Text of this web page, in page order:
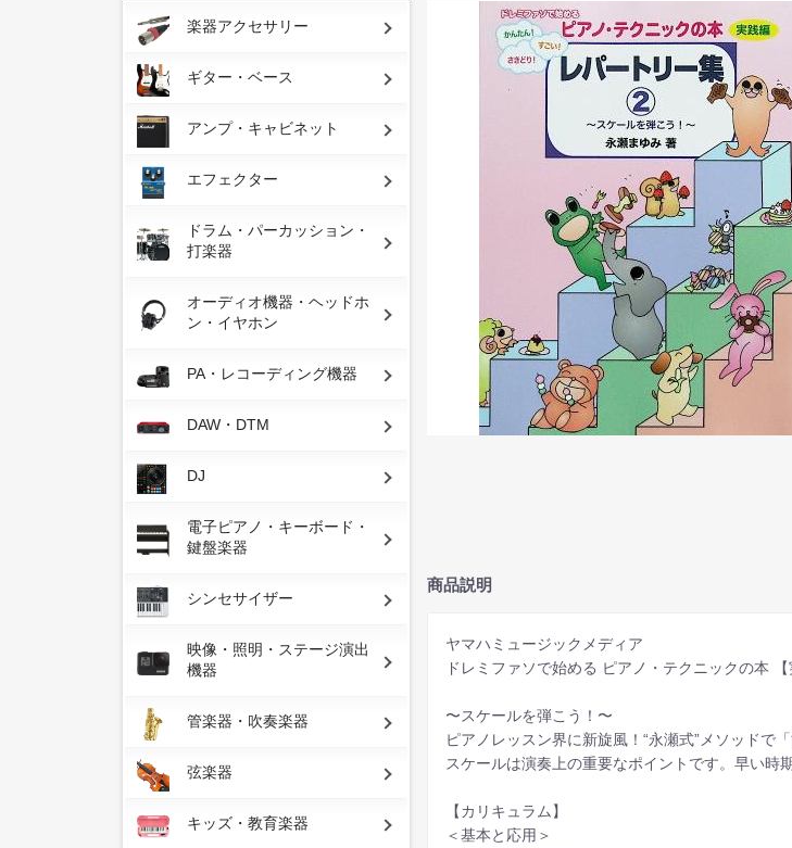
楽器アクセサリー
ギター・ベース
アンプ・キャビネット
エフェクター
ドラム・パーカッション・
打楽器
オーディオ機器・ヘッドホ
ン・イヤホン
PA・レコーディング機器
DAW・DTM
DJ
電子ピアノ・キーボード・
鍵盤楽器
シンセサイザー
映像・照明・ステージ演出
機器
管楽器・吹奏楽器
弦楽器
キッズ・教育楽器
商品説明
ヤマハミュージックメディア
ドレミファソで始める ピアノ・テクニックの本
〜スケールを弾こう！〜
ピアノレッスン界に新旋風！“永瀬式”メソッドで
スケールは演奏上の重要なポイントです。早い時
【カリキュラム】
＜基本と応用＞